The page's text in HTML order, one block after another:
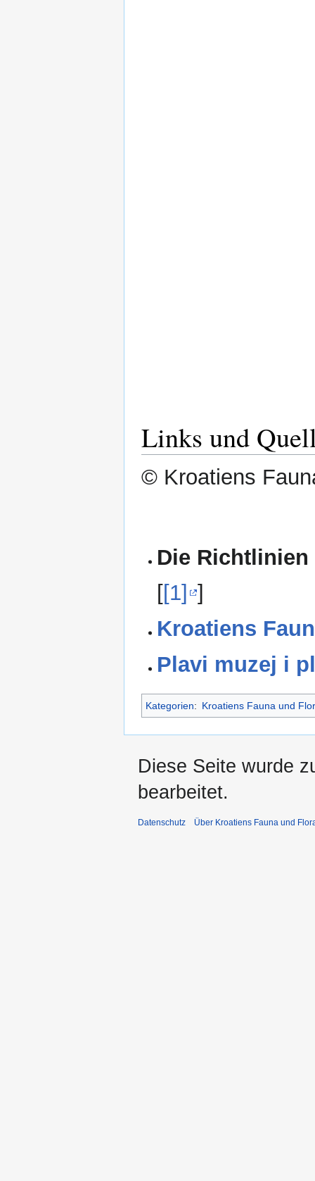
Links und
© Kroatiens
Die
[[1] ]
Kroatiens
Plavi muzej i
Kategorien: Kroatiens Fauna und
Diese Seite wurde
bearbeitet.
Datenschutz Über Kroatiens Fauna und